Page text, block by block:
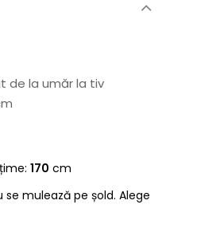
de la umăr la tiv
170 cm
mulează pe șold. Alege